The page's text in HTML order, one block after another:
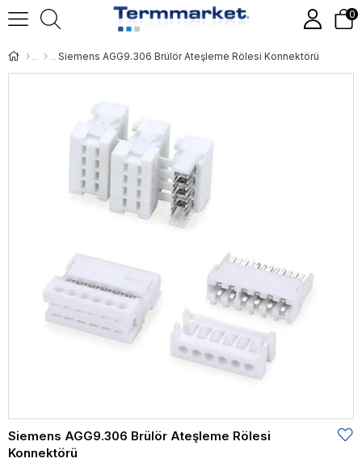
0
Siemens AGG9.306 Brülör Ateşleme Rölesi Konnektörü
Siemens AGG9.306 Brülör Ateşleme Rölesi
Konnektörü